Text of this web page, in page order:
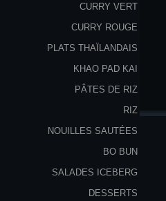
CURRY VERT
CURRY ROUGE
PLATS THAÏLANDAIS
KHAO PAD KAI
PÂTES DE RIZ
RIZ
NOUILLES SAUTÉES
BO BUN
SALADES ICEBERG
DESSERTS